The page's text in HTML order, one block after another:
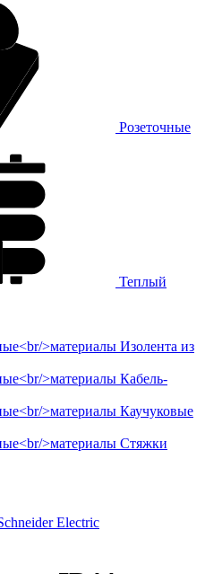
Розеточные
Теплый
Изолента из
Кабель-
Каучуковые
Стяжки
Electric